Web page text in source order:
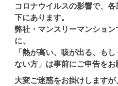
コロナウイルスの影響で、
下にあります。
弊社・マンスリーマンショ
に、
「熱が高い、咳が出る、も
ない方」は事前にご申告をお
大変ご迷惑をお掛けします